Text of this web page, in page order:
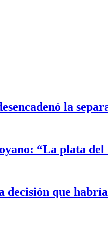
la
“La plata
decisión que